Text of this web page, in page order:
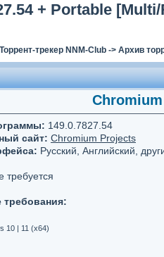
+ Portable
Торрент-трекер NNM-Club -> Архив
149.0.7827.54
сайт: Chromium Projects
Русский, Английский,
требуется
10 | 11 (x64)